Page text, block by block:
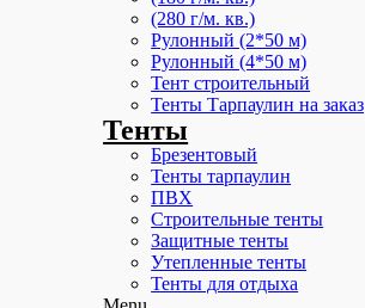
(280 г/м. кв.)
Рулонный (2*50 м)
Рулонный (4*50 м)
Тент строительный
Тенты Тарпаулин на заказ
Тенты
Брезентовый
Тенты тарпаулин
ПВХ
Строительные тенты
Защитные тенты
Утепленные тенты
Тенты для отдыха